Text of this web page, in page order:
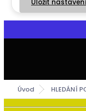
Uložit nastavení
Úvod HLEDÁNÍ